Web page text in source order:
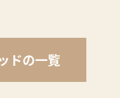
ドの一覧